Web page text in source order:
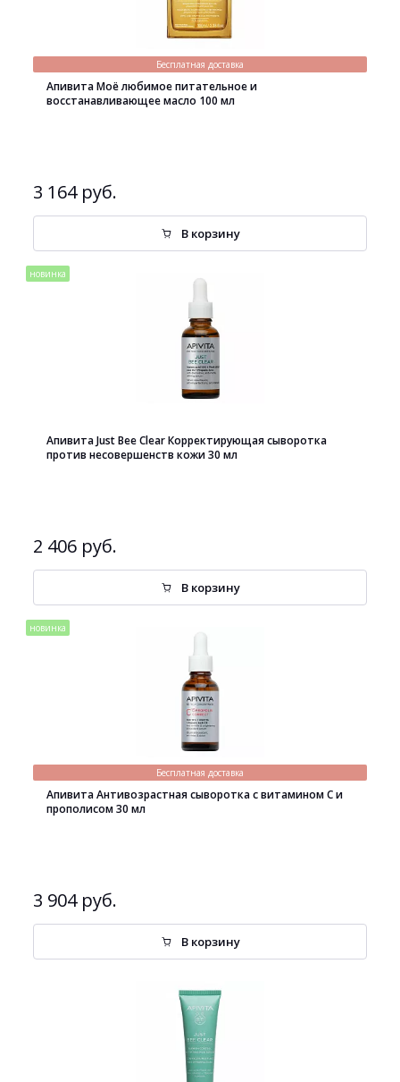
Бесплатная доставка
Апивита Моё любимое питательное и
восстанавливающее масло 100 мл
3 164 руб.
В корзину
новинка
Апивита Just Bee Clear Корректирующая сыворотка
против несовершенств кожи 30 мл
2 406 руб.
В корзину
новинка
Бесплатная доставка
Апивита Антивозрастная сыворотка с витамином С и
прополисом 30 мл
3 904 руб.
В корзину